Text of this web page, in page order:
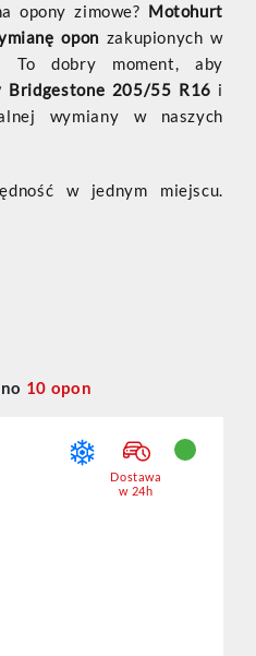
opony zimowe? Motohurt
opon zakupionych w
To dobry moment, aby
Bridgestone 205/55 R16 i
wymiany w naszych
w jednym miejscu.
10 opon
Dostawa
w 24h